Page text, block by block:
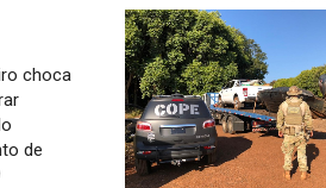
choca
de